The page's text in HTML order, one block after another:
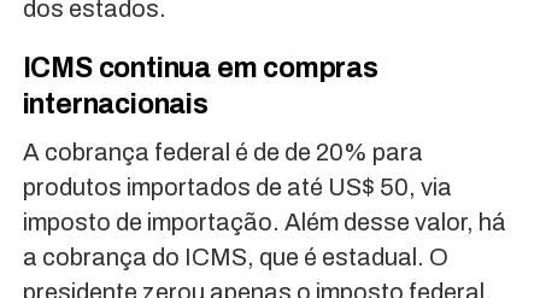
dos estados.
ICMS continua em compras
internacionais
A cobrança federal é de de 20% para
produtos importados de até US$ 50, via
imposto de importação. Além desse valor, há
a cobrança do ICMS, que é estadual. O
presidente zerou apenas o imposto federal,